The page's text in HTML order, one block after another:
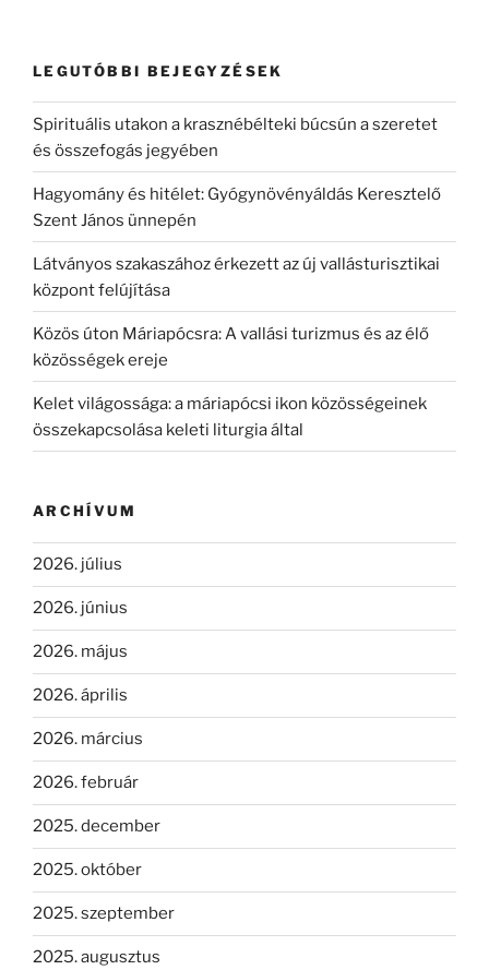
LEGUTÓBBI BEJEGYZÉSEK
Spirituális utakon a krasznébélteki búcsún a szeretet
és összefogás jegyében
Hagyomány és hitélet: Gyógynövényáldás Keresztelő
Szent János ünnepén
Látványos szakaszához érkezett az új vallásturisztikai
központ felújítása
Közös úton Máriapócsra: A vallási turizmus és az élő
közösségek ereje
Kelet világossága: a máriapócsi ikon közösségeinek
összekapcsolása keleti liturgia által
ARCHÍVUM
2026. július
2026. június
2026. május
2026. április
2026. március
2026. február
2025. december
2025. október
2025. szeptember
2025. augusztus